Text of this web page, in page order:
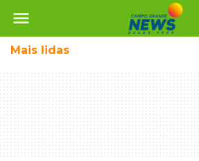
menu
Mais lidas